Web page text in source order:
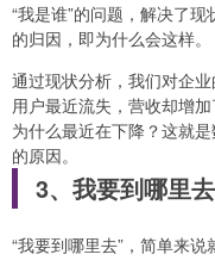
“我是谁”的问题，解决了
的归因，即为什么会这样。
通过现状分析，我们对企
用户最近流失，营收却增
为什么最近在下降？这就
的原因。
3、我要到哪里
“我要到哪里去”，简单来说